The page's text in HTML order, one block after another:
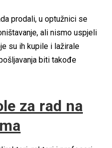
prodali, u optužnici se
ali nismo uspjeli
su ih kupile i lažirale
biti takođe
za rad na